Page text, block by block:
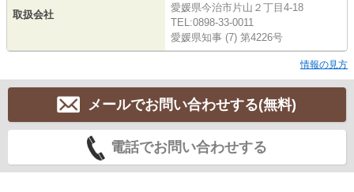
取扱会社
愛媛県今治市片山２丁目4-18
TEL:0898-33-0011
愛媛県知事 (7) 第4226号
情報の見方
メールでお問い合わせする(無料)
電話でお問い合わせする